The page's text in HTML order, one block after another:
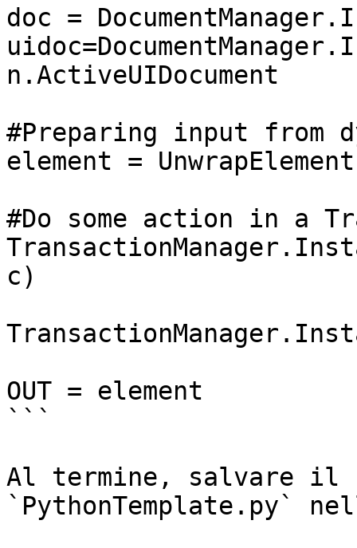
doc =
n.ActiveUIDocument
#Preparing input from
element =
#Do some action in a
c)
OUT = element
```
Al termine, salvare il
`PythonTemplate.py`